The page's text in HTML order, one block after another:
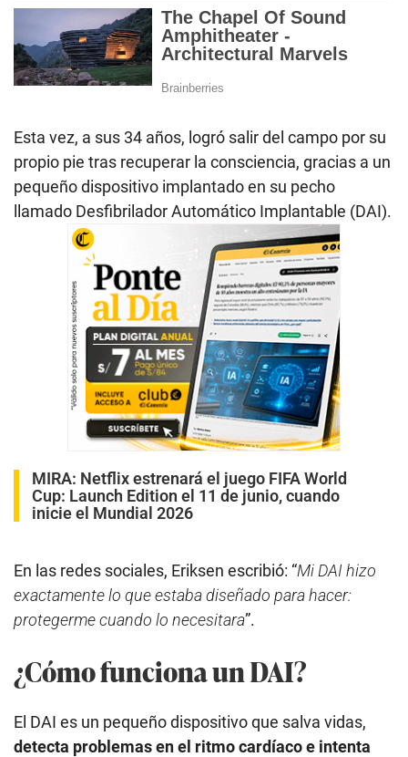
Esta vez, a sus 34 años, logró salir del campo por su
propio pie tras recuperar la consciencia, gracias a un
pequeño dispositivo implantado en su pecho
llamado Desfibrilador Automático Implantable (DAI).
MIRA: Netflix estrenará el juego FIFA World
Cup: Launch Edition el 11 de junio, cuando
inicie el Mundial 2026
En las redes sociales, Eriksen escribió: “Mi DAI hizo
exactamente lo que estaba diseñado para hacer:
protegerme cuando lo necesitara”.
¿Cómo funciona un DAI?
El DAI es un pequeño dispositivo que salva vidas,
detecta problemas en el ritmo cardíaco e intenta